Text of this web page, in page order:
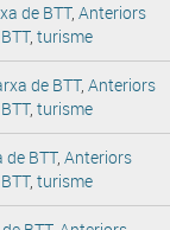
de BTT, Anteriors
, turisme
de BTT, Anteriors
, turisme
de BTT, Anteriors
, turisme